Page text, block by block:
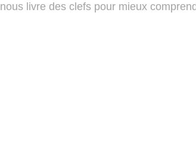
nous livre des clefs pour mieux